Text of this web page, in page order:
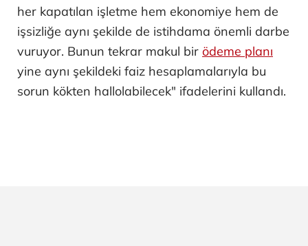
her kapatılan işletme hem ekonomiye hem de
işsizliğe aynı şekilde de istihdama önemli darbe
vuruyor. Bunun tekrar makul bir ödeme planı
yine aynı şekildeki faiz hesaplamalarıyla bu
sorun kökten hallolabilecek" ifadelerini kullandı.